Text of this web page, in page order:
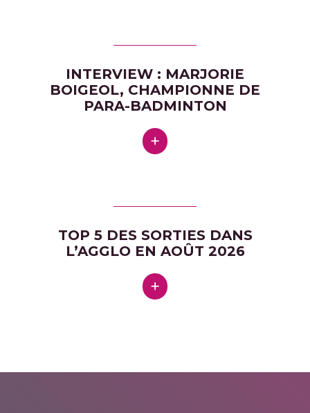
INTERVIEW : MARJORIE
BOIGEOL, CHAMPIONNE DE
PARA-BADMINTON
TOP 5 DES SORTIES DANS
L’AGGLO EN AOÛT 2026